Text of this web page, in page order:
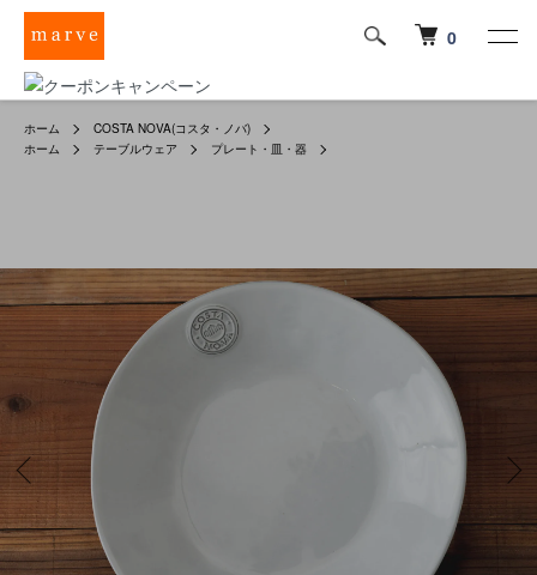
0
ホーム
COSTA NOVA(コスタ・ノバ)
ホーム
テーブルウェア プレート・皿・器